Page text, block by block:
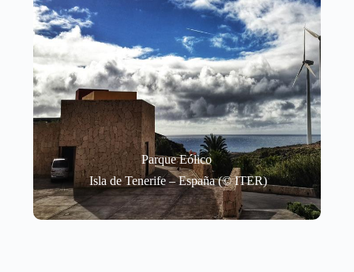
Parque Eólico
Isla de Tenerife – España (© ITER)